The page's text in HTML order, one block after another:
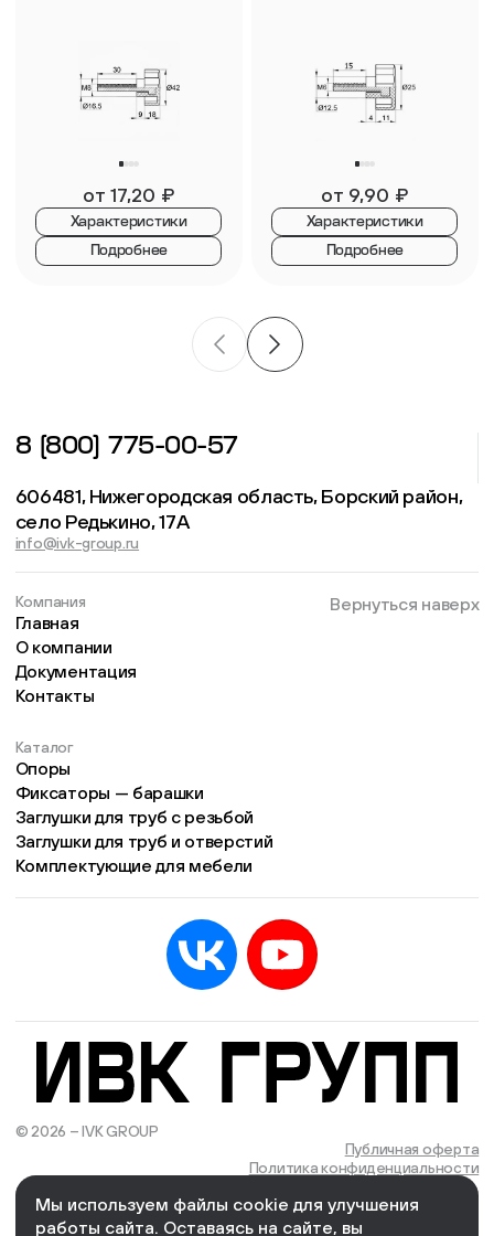
от 17,20 ₽
Характеристики
Подробнее
от 9,90 ₽
Характеристики
Подробнее
8 (800) 775-00-57
606481, Нижегородская область, Борский район,
село Редькино, 17А
info@ivk-group.ru
Компания
Главная
О компании
Документация
Контакты
Каталог
Опоры
Фиксаторы — барашки
Заглушки для труб с резьбой
Заглушки для труб и отверстий
Комплектующие для мебели
Вернуться наверх
© 2026 – IVK GROUP
Публичная оферта
Политика конфиденциальности
Cоздано и поддерживается в компании We Wizards
Мы используем файлы cookie для улучшения
работы сайта. Оставаясь на сайте, вы
Есть учётная запись? Войти